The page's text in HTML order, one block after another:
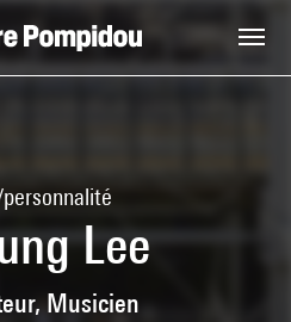
Lee
Musicien